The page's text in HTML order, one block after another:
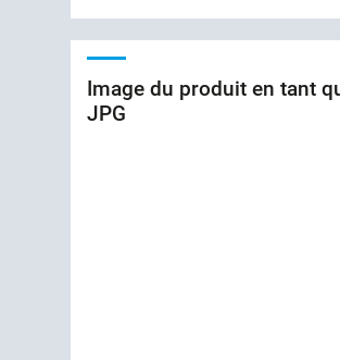
Image du produit en tant
JPG